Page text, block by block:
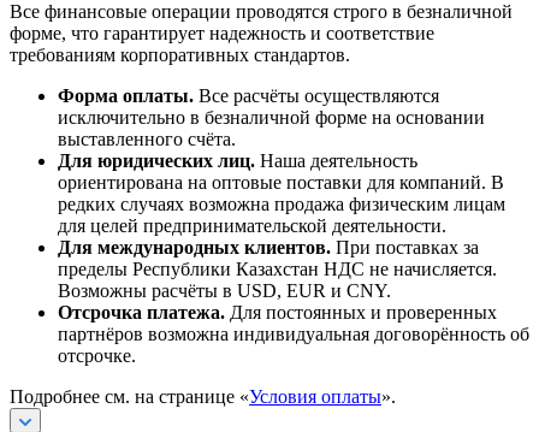
Все финансовые операции проводятся строго в безналичной
форме, что гарантирует надежность и соответствие
требованиям корпоративных стандартов.
Форма оплаты. Все расчёты осуществляются
исключительно в безналичной форме на основании
выставленного счёта.
Для юридических лиц. Наша деятельность
ориентирована на оптовые поставки для компаний. В
редких случаях возможна продажа физическим лицам
для целей предпринимательской деятельности.
Для международных клиентов. При поставках за
пределы Республики Казахстан НДС не начисляется.
Возможны расчёты в USD, EUR и CNY.
Отсрочка платежа. Для постоянных и проверенных
партнёров возможна индивидуальная договорённость об
отсрочке.
Подробнее см. на странице «Условия оплаты».